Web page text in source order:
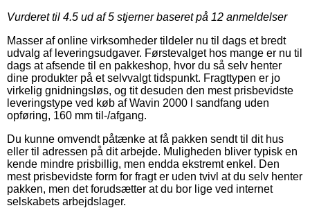
Vurderet til 4.5 ud af 5 stjerner baseret på 12 anmeldelser
Masser af online virksomheder tildeler nu til dags et bredt
udvalg af leveringsudgaver. Førstevalget hos mange er nu til
dags at afsende til en pakkeshop, hvor du så selv henter
dine produkter på et selvvalgt tidspunkt. Fragttypen er jo
virkelig gnidningsløs, og tit desuden den mest prisbevidste
leveringstype ved køb af Wavin 2000 l sandfang uden
opføring, 160 mm til-/afgang.
Du kunne omvendt påtænke at få pakken sendt til dit hus
eller til adressen på dit arbejde. Muligheden bliver typisk en
kende mindre prisbillig, men endda ekstremt enkel. Den
mest prisbevidste form for fragt er uden tvivl at du selv henter
pakken, men det forudsætter at du bor lige ved internet
selskabets arbejdslager.